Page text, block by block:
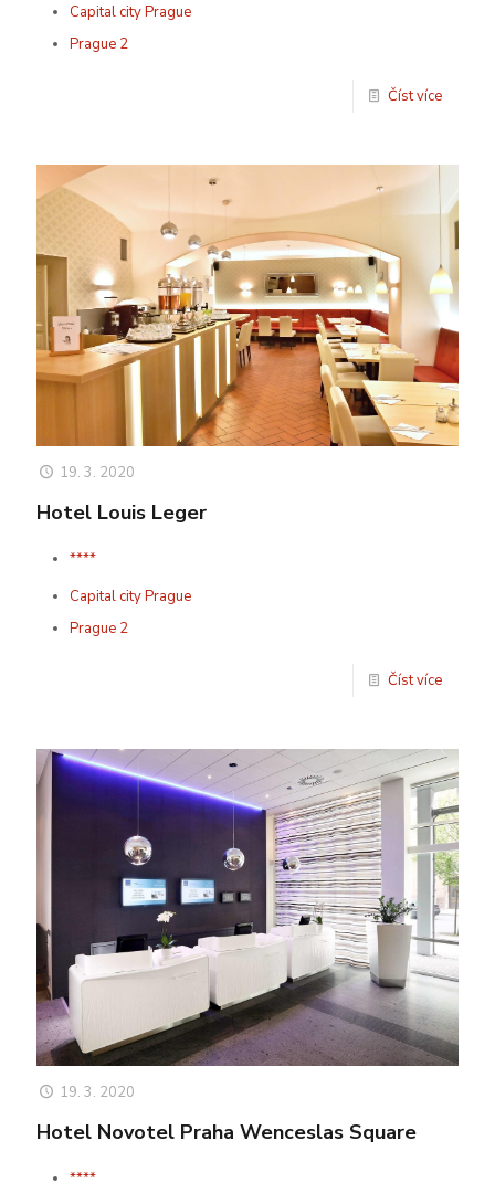
Capital city Prague
Prague 2
Číst více
19. 3. 2020
Hotel Louis Leger
****
Capital city Prague
Prague 2
Číst více
19. 3. 2020
Hotel Novotel Praha Wenceslas Square
****